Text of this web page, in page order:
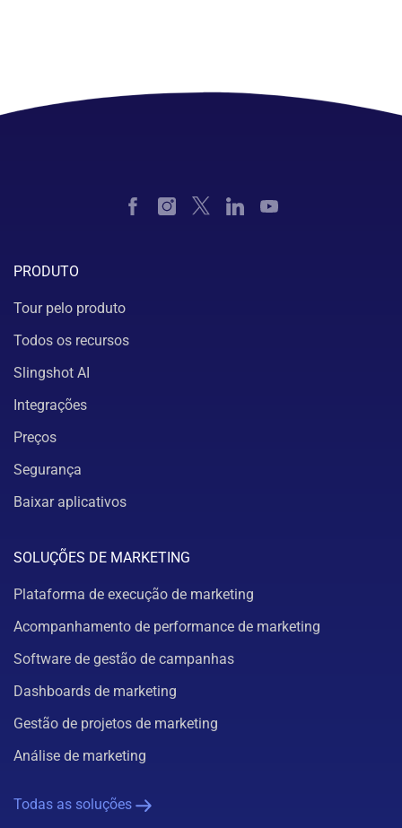
PRODUTO
Tour pelo produto
Todos os recursos
Slingshot AI
Integrações
Preços
Segurança
Baixar aplicativos
SOLUÇÕES DE MARKETING
Plataforma de execução de marketing
Acompanhamento de performance de marketing
Software de gestão de campanhas
Dashboards de marketing
Gestão de projetos de marketing
Análise de marketing
Todas as soluções